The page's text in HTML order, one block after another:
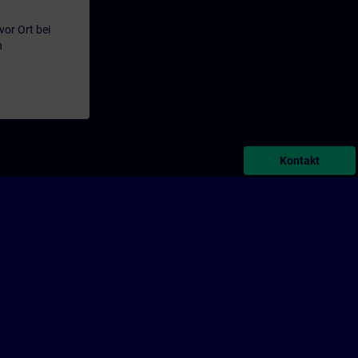
Ort bei
Kontakt